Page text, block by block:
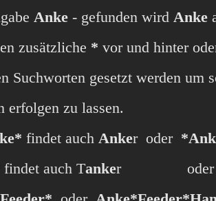
Anke - gefunden wird Anke
zusätzliche * vor und hinter
Suchworten gesetzt werden um
erfolgen zu lassen.
findet auch Anker oder
findet auch Tanker